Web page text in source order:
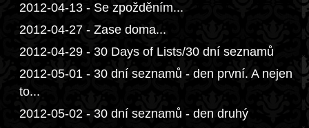
2012-04-13 - Se zpožděním...
2012-04-27 - Zase doma...
2012-04-29 - 30 Days of Lists/30 dní seznamů
2012-05-01 - 30 dní seznamů - den první. A nejen
to...
2012-05-02 - 30 dní seznamů - den druhý